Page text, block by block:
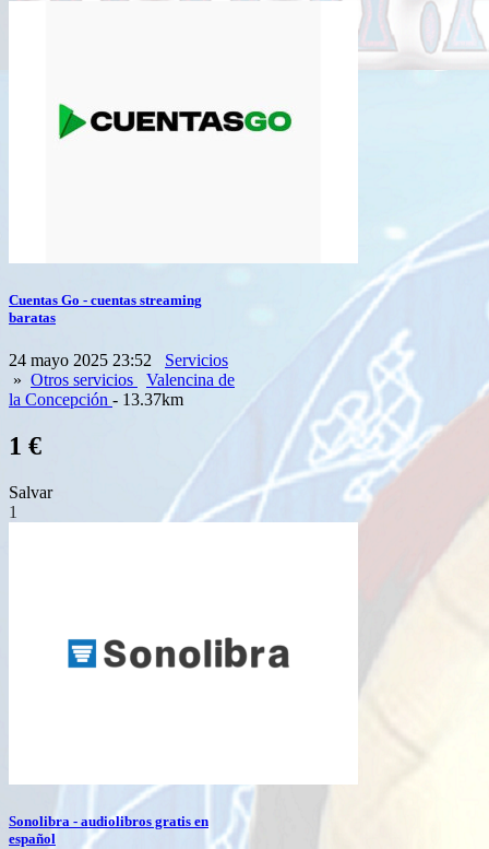
Cuentas Go - cuentas streaming
baratas
24 mayo 2025 23:52
Servicios
» Otros servicios
Valencina de
la Concepción - 13.37km
1 €
Salvar
1
Sonolibra - audiolibros gratis en
español